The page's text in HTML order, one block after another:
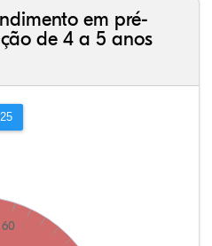
em pré-
de 4 a 5 anos
60